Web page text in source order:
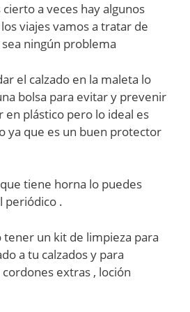
a veces hay algunos
viajes vamos a tratar de
ningún problema
el calzado en la maleta lo
bolsa para evitar y prevenir
en plástico pero lo ideal es
ya que es un buen protector
tiene horna lo puedes
periódico .
tener un kit de limpieza para
a tu calzados y para
extras , loción